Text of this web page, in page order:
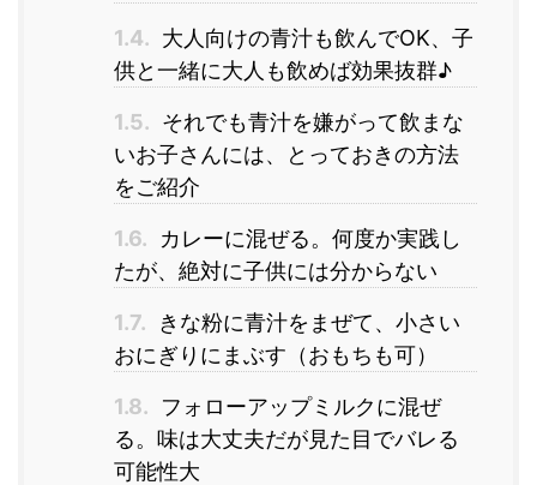
1.4. 大人向けの青汁も飲んでOK、子
供と一緒に大人も飲めば効果抜群♪
1.5. それでも青汁を嫌がって飲まな
いお子さんには、とっておきの方法
をご紹介
1.6.
カレーに混ぜる。何度か実践し
たが、絶対に子供には分からない
1.7.
きな粉に青汁をまぜて、小さい
おにぎりにまぶす（おもちも可）
1.8.
フォローアップミルクに混ぜ
る。味は大丈夫だが見た目でバレる
可能性大